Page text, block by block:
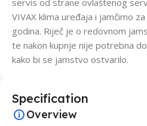
servis od strane ovlaštenog
VIVAX klima uređaja i jamčimo
godina. Riječ je o redovnom
te nakon kupnje nije potrebna
kako bi se jamstvo ostvarilo.
Specification
Overview